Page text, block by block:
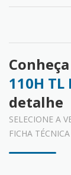
110H TL
detalhe
SELECIONE A
FICHA